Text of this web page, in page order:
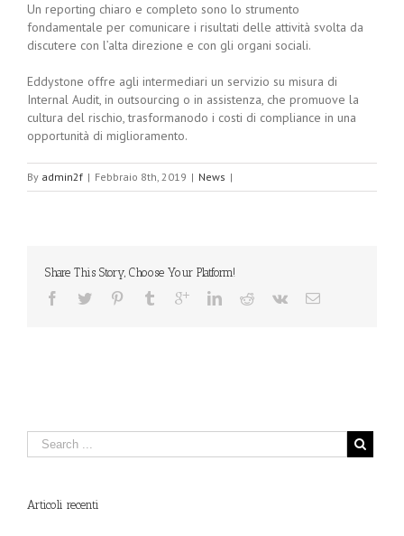
Un reporting chiaro e completo sono lo strumento
fondamentale per comunicare i risultati delle attività svolta da
discutere con l’alta direzione e con gli organi sociali.
Eddystone offre agli intermediari un servizio su misura di
Internal Audit, in outsourcing o in assistenza, che promuove la
cultura del rischio, trasformanodo i costi di compliance in una
opportunità di miglioramento.
By admin2f | Febbraio 8th, 2019 | News |
Share This Story, Choose Your Platform!
Articoli recenti